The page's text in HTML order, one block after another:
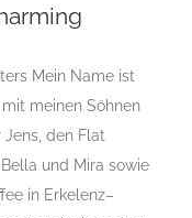
Jesters
8-Sektion 1
8-Sektion 1-
Rassehunde
Mein Name ist
meinen Söhnen
Jens, den Flat
und Mira sowie
in Erkelenz–